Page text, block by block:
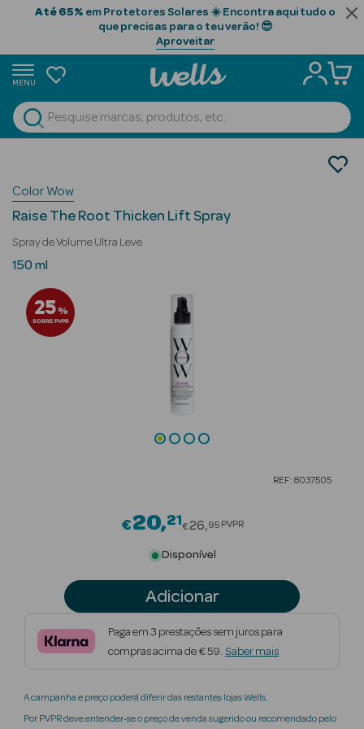
Até 65% em Protetores Solares ☀️ Encontra aqui tudo o
que precisas para o teu verão! 😎
Aproveitar
MENU
Ver Tudo
Beauty Season
Cabelo
Beauty Season
Beauty Season
Cosmética
Beauty Season
Beauty Season
Beauty Season
Beauty Season
Styling
Color Wow
Raise The Root Thicken Lift Spray
Spray de Volume Ultra Leve
150 ml
25%
SOBRE PVPR
REF: 8037505
€20 21Price reduced from
€26 95 PVPR
Disponível
Adicionar
Paga em 3 prestações sem juros para
compras acima de € 59. Saber mais
A campanha e preço poderá diferir das restantes lojas Wells.
Por PVPR deve entender-se o preço de venda sugerido ou recomendado pelo